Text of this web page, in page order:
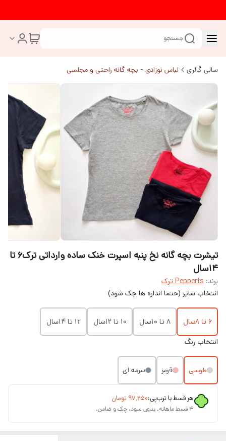
جستجو
سالی گالری لباس نوزادی - بچه گانه راحتی و مجلسی
تیشرت بچه گانه نخ پنبه اسپرت خنک ساده وارداتی ترک۶ تا
۱۴سال
برند: Pepperts ترک
انتخاب سایز (حتما انداره ها چک شود)
۶ تا ۸سال ۸ تا ۱۰سال ۱۰ تا ۱۲سال
۱۲ تا ۱۴سال
انتخاب رنگ
طوسی قرمز سرمه ای
هر قسط با ترب‌پی:۹۷٬۲۵۰ تومان
۴ قسط ماهانه. بدون سود، چک و ضامن.